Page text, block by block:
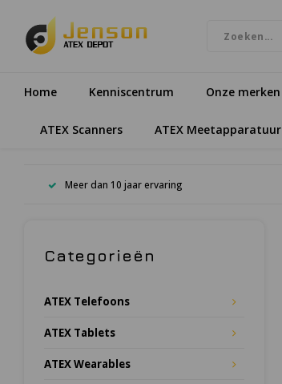
Home Kenniscentrum Onze merken
ATEX Scanners ATEX Meetapparatuur
Meer dan 10 jaar ervaring
Categorieën
ATEX Telefoons
ATEX Tablets
ATEX Wearables